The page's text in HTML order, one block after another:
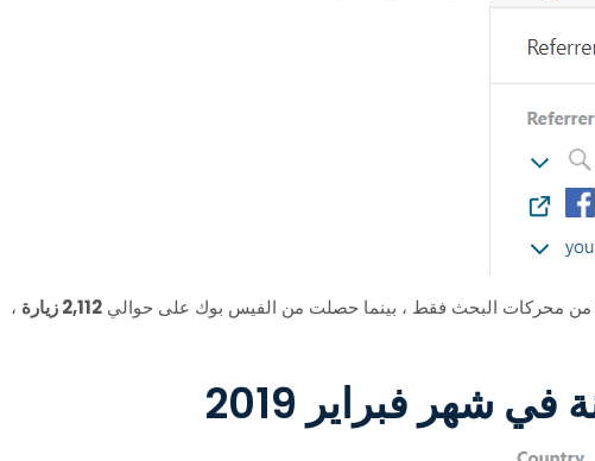
من محركات البحث فقط ، بينما حصلت من الفيس بوك على حوالي 2,112 زيارة
،
شهر فبراير 2019